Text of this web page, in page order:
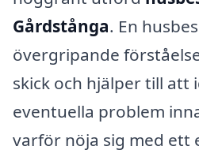
Gårdstånga. En
övergripande
skick och hjälper till att
eventuella problem
varför nöja sig med ett